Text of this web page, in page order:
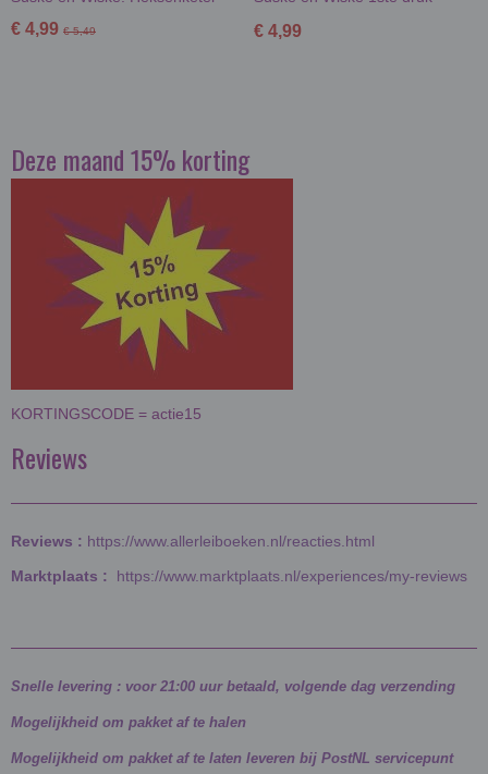
€ 4,99 € 5,49 € 4,99
Deze maand 15% korting
KORTINGSCODE = actie15
Reviews
Reviews : https://www.allerleiboeken.nl/reacties.html
Marktplaats : https://www.marktplaats.nl/experiences/my-reviews
Snelle levering : voor 21:00 uur betaald, volgende dag verzending
Mogelijkheid om pakket af te halen
Mogelijkheid om pakket af te laten leveren bij PostNL servicepunt